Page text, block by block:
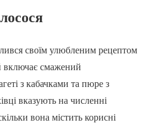
своїм улюбленим рецептом
включає смажений
з кабачками та пюре з
вказують на численні
вона містить корисні